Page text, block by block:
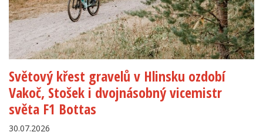
Světový křest gravelů v Hlinsku ozdobí
Vakoč, Stošek i dvojnásobný vicemistr
světa F1 Bottas
30.07.2026